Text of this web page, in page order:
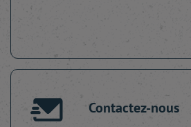
Contactez-nous